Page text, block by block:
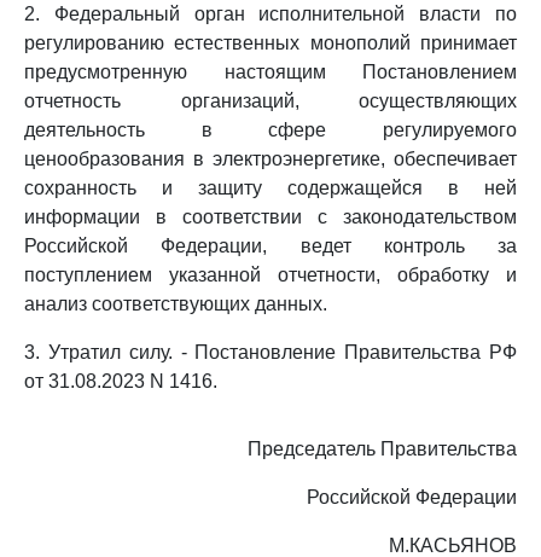
2. Федеральный орган исполнительной власти по
регулированию естественных монополий принимает
предусмотренную настоящим Постановлением
отчетность организаций, осуществляющих
деятельность в сфере регулируемого
ценообразования в электроэнергетике, обеспечивает
сохранность и защиту содержащейся в ней
информации в соответствии с законодательством
Российской Федерации, ведет контроль за
поступлением указанной отчетности, обработку и
анализ соответствующих данных.
3. Утратил силу. - Постановление Правительства РФ
от 31.08.2023 N 1416.
Председатель Правительства
Российской Федерации
М.КАСЬЯНОВ